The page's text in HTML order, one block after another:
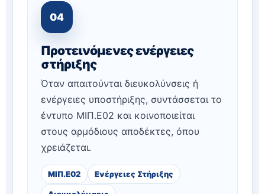
04
Προτεινόμενες ενέργειες
στήριξης
Όταν απαιτούνται διευκολύνσεις ή
ενέργειες υποστήριξης, συντάσσεται το
έντυπο ΜΙΠ.Ε02 και κοινοποιείται
στους αρμόδιους αποδέκτες, όπου
χρειάζεται.
ΜΙΠ.Ε02 Ενέργειες Στήριξης